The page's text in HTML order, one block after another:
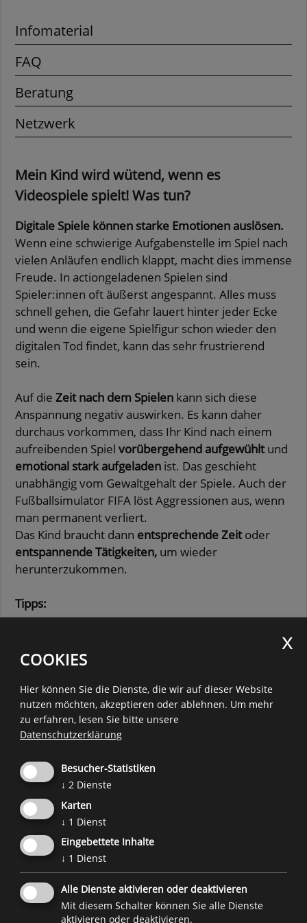
Infomaterial
FAQ
Beratung
Netzwerk
Mein Kind wird wütend, wenn es
Videospiele spielt! Was tun?
Digitale Spiele können starke Emotionen auslösen.
Wenn eine schwierige Aufgabenstelle im Spiel nach
vielen Anläufen endlich klappt, macht dies immense
Freude. In actiongeladenen Spielen sind
Spieler:innen oft äußerst angespannt. Alles muss
schnell gehen, die Gefahr lauert hinter jeder Ecke
und wenn die eigene Spielfigur schon wieder den
digitalen Tod findet, kann das sehr frustrierend
sein.
Auf die Zeit nach dem Spielen kann sich diese
Anspannung negativ auswirken. Es kann daher
durchaus vorkommen, dass Ihr Kind nach einem
aufreibenden Spiel vorübergehend aufgewühltund
emotional stark aufgeladen ist. Das geschieht
unabhängig vom Gewaltgehalt der Spiele. Auch der
Fußballsimulator FIFA löst Aggressionen aus, wenn
man permanent verliert.
Das Kind braucht dann entsprechende Zeitoder
entspannende Tätigkeiten, um wieder
herunterzukommen.
Tipps:
Inhalte dem Alter und der Entwicklung Ihres
Kindes entsprechen.
Besprechen Sie mit Ihrem Kind, in welchen
Situationen es wütend wird und was es so
frustriert. Versuchen Sie gemeinsam
was es benötigt, besser mit diesen
starken Gefühlen umzugehen,
was es nach einem emotional
aufgeladenen Spiel benötigt, um wieder
zur Ruhe zu kommen.
Eine Initiative des Forum Prävention im Auftrag und Zusammenarbeit mit
Familienagentur weiteren Projektpartnern
COOKIES
Hier können Sie die Dienste, die wir auf dieser Website
nutzen möchten, akzeptieren oder ablehnen. Um mehr
zu erfahren, lesen Sie bitte unsere
Datenschutzerklärung
Besucher-Statistiken
↓ 2 Dienste
Karten
↓ 1 Dienst
Eingebettete Inhalte
↓ 1 Dienst
Alle Dienste aktivieren oder deaktivieren
Mit diesem Schalter können Sie alle Dienste
aktivieren oder deaktivieren.